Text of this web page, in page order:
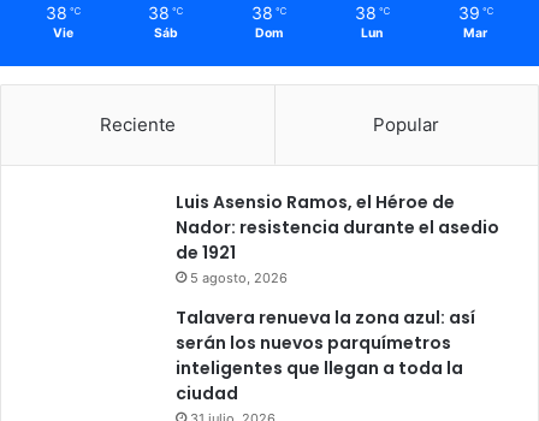
38 ℃
Vie
38 ℃
Sáb
38 ℃
Dom
38 ℃
Lun
39 ℃
Mar
Reciente Popular
Luis Asensio Ramos, el Héroe de
Nador: resistencia durante el asedio
de 1921
5 agosto, 2026
Talavera renueva la zona azul: así
serán los nuevos parquímetros
inteligentes que llegan a toda la
ciudad